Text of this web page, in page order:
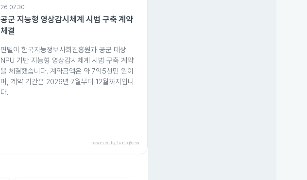
26.07.30
공군 지능형 영상감시체계 시범 구축 계약
체결
핀텔이 한국지능정보사회진흥원과 공군 대상
NPU 기반 지능형 영상감시체계 시범 구축 계약
을 체결했습니다. 계약금액은 약 7억5천만 원이
며, 계약 기간은 2026년 7월부터 12월까지입니
다.
powered by TradingView